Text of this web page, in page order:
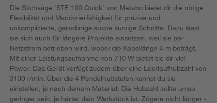
Die Stichsäge 'STE 100 Quick' von Metabo bietet dir die nötige
Flexibilität und Manövrierfähigkeit für präzise und
unkomplizierte, geradlinige sowie kurvige Schnitte. Dazu lässt
sie sich auch für längere Projekte einsetzen, weil sie per
Netzstrom betrieben wird, wobei die Kabellänge 4 m beträgt.
Mit einer Leistungsaufnahme von 710 W bietet sie dir viel
Power. Das Gerät verfügt zudem über eine Leerlaufhubzahl von
3100 r/min. Über die 4 Pendelhubstufen kannst du sie
einstellen, je nach deinem Material: Die Hubzahl sollte umso
geringer sein, je härter dein Werkstück ist. Zögere nicht länger -